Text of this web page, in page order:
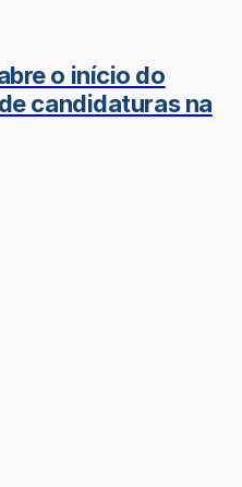
o início do
candidaturas na